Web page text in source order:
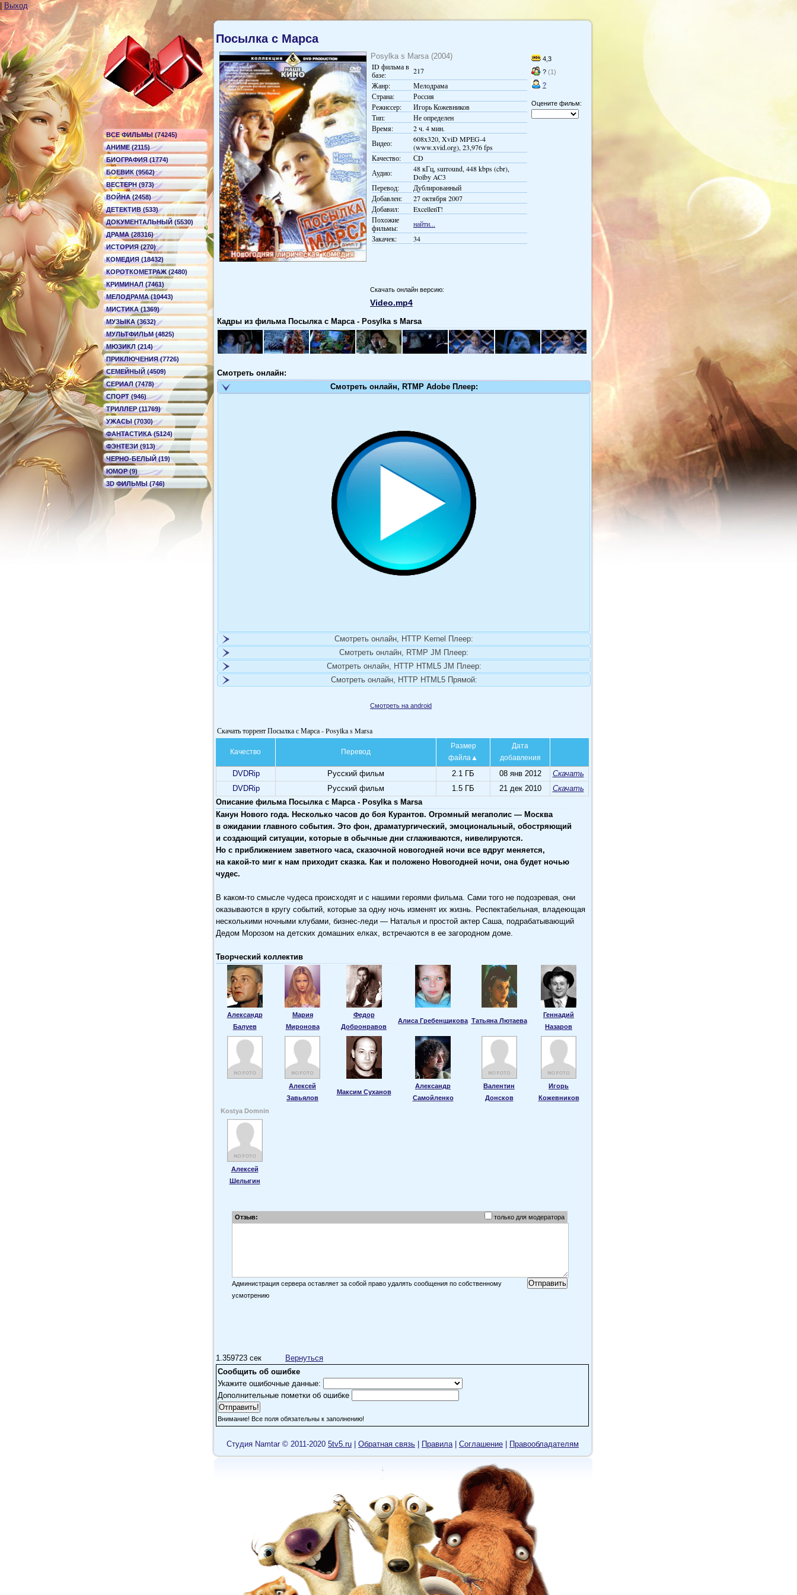
Выход
ВСЕ ФИЛЬМЫ (74245)
АНИМЕ (2115)
БИОГРАФИЯ (1774)
БОЕВИК (9562)
ВЕСТЕРН (973)
ВОЙНА (2458)
ДЕТЕКТИВ (533)
ДОКУМЕНТАЛЬНЫЙ (5530)
ДРАМА (28316)
ИСТОРИЯ (270)
КОМЕДИЯ (18432)
КОРОТКОМЕТРАЖ (2480)
КРИМИНАЛ (7461)
МЕЛОДРАМА (10443)
МИСТИКА (1369)
МУЗЫКА (3632)
МУЛЬТФИЛЬМ (4825)
МЮЗИКЛ (214)
ПРИКЛЮЧЕНИЯ (7726)
СЕМЕЙНЫЙ (4509)
СЕРИАЛ (7478)
СПОРТ (946)
ТРИЛЛЕР (11769)
УЖАСЫ (7030)
ФАНТАСТИКА (5124)
ФЭНТЕЗИ (913)
ЧЕРНО-БЕЛЫЙ (19)
ЮМОР (9)
3D ФИЛЬМЫ (746)
Посылка с Марса
4,3
? (1)
?
Оцените фильм:
Posylka s Marsa (2004)
ID фильма в
базе:
217
Жанр:
Мелодрама
Страна:
Россия
Режиссер:
Игорь Кожевников
Тип:
Не определен
Время:
2 ч. 4 мин.
Видео:
608x320, XviD MPEG-4
(www.xvid.org), 23,976 fps
Качество:
СD
Аудио:
48 кГц, surround, 448 kbps (cbr),
Dolby AC3
Перевод:
Дублированный
Добавлен:
27 октября 2007
Добавил:
ExcellenT!
Похожие
фильмы:
найти...
Закачек:
34
Скачать онлайн версию:
Video.mp4
Кадры из фильма Посылка с Марса - Posylka s Marsa
Смотреть онлайн:
Смотреть онлайн, RTMP Adobe Плеер:
Смотреть онлайн, HTTP Kernel Плеер:
Смотреть онлайн, RTMP JM Плеер:
Смотреть онлайн, HTTP HTML5 JM Плеер:
Смотреть онлайн, HTTP HTML5 Прямой:
Смотреть на android
Скачать торрент Посылка с Марса - Posylka s Marsa
Качество Перевод
Размер
файла
Дата
добавления
DVDRip Русский фильм 2.1 ГБ 08 янв 2012
Скачать
DVDRip
Русский фильм 1.5 ГБ 21 дек 2010
Скачать
Описание фильма Посылка с Марса - Posylka s Marsa
Канун Нового года. Несколько часов до боя Курантов. Огромный мегаполис — Москва
в ожидании главного события. Это фон, драматургический, эмоциональный, обостряющий
и создающий ситуации, которые в обычные дни сглаживаются, нивелируются.
Но с приближением заветного часа, сказочной новогодней ночи все вдруг меняется,
на какой-то миг к нам приходит сказка. Как и положено Новогодней ночи, она будет ночью
чудес.
В каком-то смысле чудеса происходят и с нашими героями фильма. Сами того не подозревая, они
оказываются в кругу событий, которые за одну ночь изменят их жизнь. Респектабельная, владеющая
несколькими ночными клубами, бизнес-леди — Наталья и простой актер Саша, подрабатывающий
Дедом Морозом на детских домашних елках, встречаются в ее загородном доме.
Творческий коллектив
Александр
Балуев
Мария
Миронова
Федор
Добронравов
Алиса Гребенщикова Татьяна Лютаева
Геннадий
Назаров
Алексей
Завьялов
Максим Суханов
Александр
Самойленко
Валентин
Донсков
Игорь
Кожевников
Kostya Domnin
Алексей
Шелыгин
Отзыв: только для модератора
Администрация сервера оставляет за собой право удалять сообщения по собственному
усмотрению
1.359723 сек
Вернуться
Сообщить об ошибке
Укажите ошибочные данные:
Дополнительные пометки об ошибке
Внимание! Все поля обязательны к заполнению!
Cтудия Namtar © 2011-2020 5tv5.ru Обратная связь Правила| Cоглашение Правообладателям